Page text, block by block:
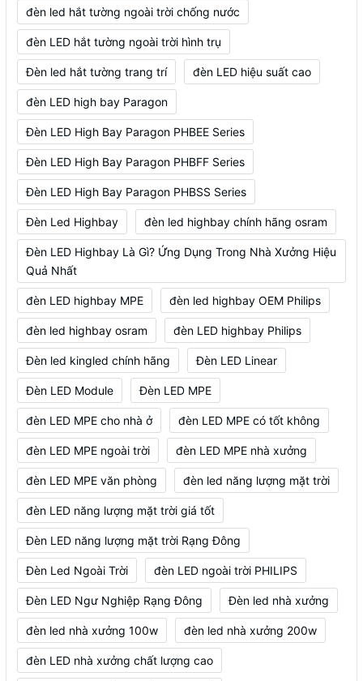
đèn led hắt tường ngoài trời chống nước
đèn LED hắt tường ngoài trời hình trụ
Đèn led hắt tường trang trí đèn LED hiệu suất cao
đèn LED high bay Paragon
Đèn LED High Bay Paragon PHBEE Series
Đèn LED High Bay Paragon PHBFF Series
Đèn LED High Bay Paragon PHBSS Series
Đèn Led Highbay đèn led highbay chính hãng osram
Đèn LED Highbay Là Gì? Ứng Dụng Trong Nhà Xưởng Hiệu
Quả Nhất
đèn LED highbay MPE đèn led highbay OEM Philips
đèn led highbay osram đèn LED highbay Philips
Đèn led kingled chính hãng Đèn LED Linear
Đèn LED Module Đèn LED MPE
đèn LED MPE cho nhà ở đèn LED MPE có tốt không
đèn LED MPE ngoài trời đèn LED MPE nhà xưởng
đèn LED MPE văn phòng đèn led năng lượng mặt trời
đèn LED năng lượng mặt trời giá tốt
Đèn LED năng lượng mặt trời Rạng Đông
Đèn Led Ngoài Trời đèn LED ngoài trời PHILIPS
Đèn LED Ngư Nghiệp Rạng Đông Đèn led nhà xưởng
đèn led nhà xưởng 100w đèn led nhà xưởng 200w
đèn LED nhà xưởng chất lượng cao